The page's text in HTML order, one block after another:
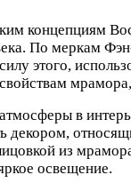
концепциям
По меркам
этого,
в
декором,
из
освещение.